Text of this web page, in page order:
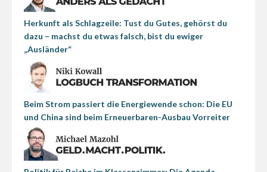
Herkunft als Schlagzeile: Tust du Gutes, gehörst du
dazu – machst du etwas falsch, bist du ewiger
„Ausländer“
Beim Strom passiert die Energiewende schon: Die EU
und China sind beim Erneuerbaren-Ausbau Vorreiter